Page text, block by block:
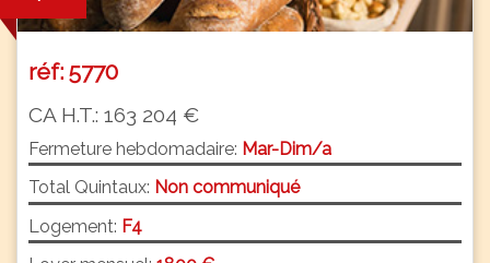
réf: 5770
CA H.T.: 163 204 €
Fermeture hebdomadaire: Mar-Dim/a
Total Quintaux: Non communiqué
Logement: F4